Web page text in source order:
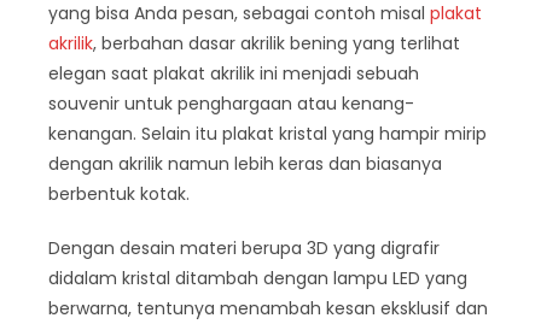
yang bisa Anda pesan, sebagai contoh misal plakat
akrilik, berbahan dasar akrilik bening yang terlihat
elegan saat plakat akrilik ini menjadi sebuah
souvenir untuk penghargaan atau kenang-
kenangan. Selain itu plakat kristal yang hampir mirip
dengan akrilik namun lebih keras dan biasanya
berbentuk kotak.
Dengan desain materi berupa 3D yang digrafir
didalam kristal ditambah dengan lampu LED yang
berwarna, tentunya menambah kesan eksklusif dan